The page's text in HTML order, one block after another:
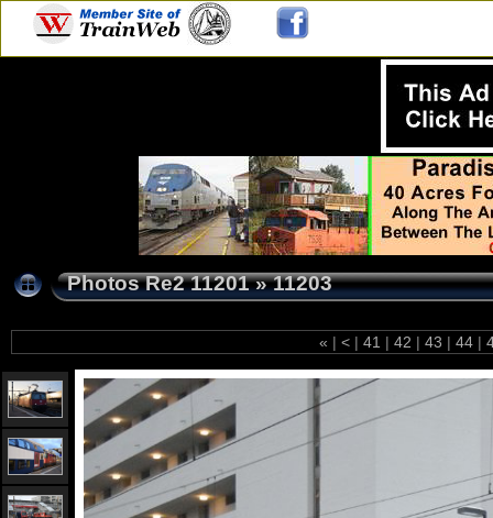
Photos Re2 11201»11203
« | < | 41 | 42 | 43 | 44 |